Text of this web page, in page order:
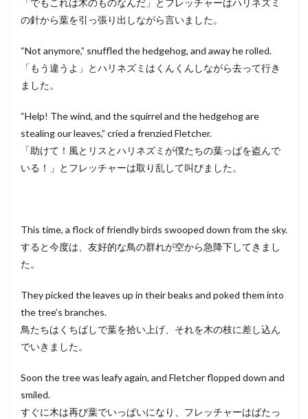
「でもこれは木のものなんだ」とフレッチャーはハリネズミ
の針から葉を引っ張り出しながら言いました。
“Not anymore,” snuffled the hedgehog, and away he rolled.
「もう違うよ」とハリネズミはくんくんしながら去って行き
ました。
“Help! The wind, and the squirrel and the hedgehog are
stealing our leaves,” cried a frenzied Fletcher.
「助けて！風とリスとハリネズミが僕たちの葉っぱを盗んで
いる！」とフレッチャーは取り乱して叫びました。
This time, a flock of friendly birds swooped down from the sky.
すると今度は、友好的な鳥の群れが空から急降下してきまし
た。
They picked the leaves up in their beaks and poked them into
the tree’s branches.
鳥たちはくちばしで葉を拾い上げ、それを木の枝に差し込ん
でいきました。
Soon the tree was leafy again, and Fletcher flopped down and
smiled.
すぐに木は再び葉でいっぱいになり、フレッチャーはばたっ